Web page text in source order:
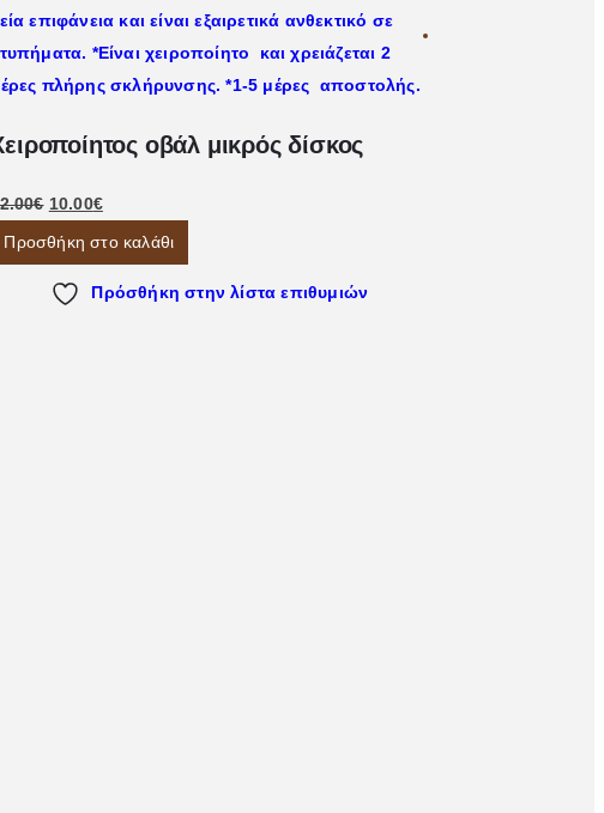
οβάλ μικρός δίσκος
€ 10.00€
Προσθήκη στο καλάθι
Πρόσθήκη στην λίστα επιθυμιών